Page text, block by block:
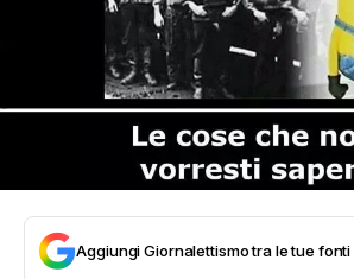
Aggiungi Giornalettismo tra le tue